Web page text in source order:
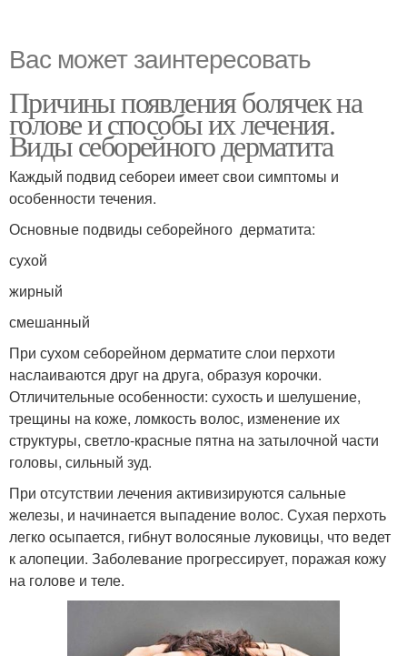
Вас может заинтересовать
Причины появления болячек на
голове и способы их лечения.
Виды себорейного дерматита
Каждый подвид себореи имеет свои симптомы и
особенности течения.
Основные подвиды себорейного дерматита:
сухой
жирный
смешанный
При сухом себорейном дерматите слои перхоти
наслаиваются друг на друга, образуя корочки.
Отличительные особенности: сухость и шелушение,
трещины на коже, ломкость волос, изменение их
структуры, светло-красные пятна на затылочной части
головы, сильный зуд.
При отсутствии лечения активизируются сальные
железы, и начинается выпадение волос. Сухая перхоть
легко осыпается, гибнут волосяные луковицы, что ведет
к алопеции. Заболевание прогрессирует, поражая кожу
на голове и теле.